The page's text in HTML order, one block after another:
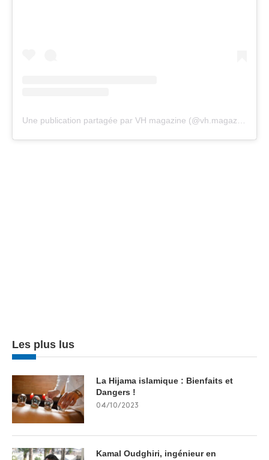
Une publication partagée par VH magazine (@vh.magazine)
Les plus lus
La Hijama islamique : Bienfaits et
Dangers !
04/10/2023
Kamal Oudghiri, ingénieur en